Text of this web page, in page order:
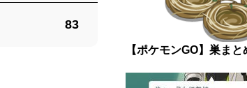
83
【ポケモンGO】巣まと